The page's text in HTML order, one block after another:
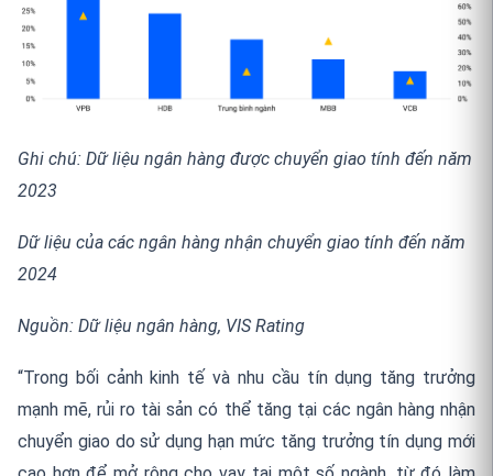
Ghi chú: Dữ liệu ngân hàng được chuyển giao tính đến năm
2023
Dữ liệu của các ngân hàng nhận chuyển giao tính đến năm
2024
Nguồn: Dữ liệu ngân hàng, VIS Rating
“Trong bối cảnh kinh tế và nhu cầu tín dụng tăng trưởng
mạnh mẽ, rủi ro tài sản có thể tăng tại các ngân hàng nhận
chuyển giao do sử dụng hạn mức tăng trưởng tín dụng mới